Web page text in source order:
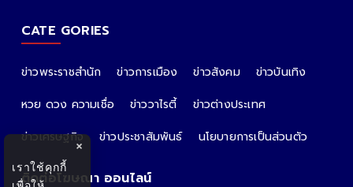
CATE GORIES
ข่าวพระราชสำนัก ข่าวการเมือง ข่าวสังคม
ข่าวบันเทิง
หวย ดวง ความเชื่อ
ข่าววาไรตี้
ข่าวต่างประเทศ
ข่าวเศรษฐกิจ
ข่าวประชาสัมพันธ์ นโยบายการเป็นส่วนตัว
ติดต่อโฆษณา ออนไลน์
×
เราใช้คุกกี้